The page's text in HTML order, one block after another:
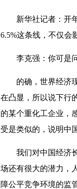
新华社记者：开年
6.5%这条线，不仅会
李克强：你可是问
的确，世界经济现
在凸显，所以说下行
的某个重化工企业，
受是类似的，说明中
我们对中国经济长
场还有很大的潜力，
障公平竞争环境的监